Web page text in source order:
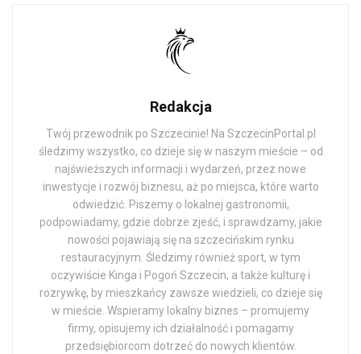
Redakcja
Twój przewodnik po Szczecinie! Na SzczecinPortal.pl
śledzimy wszystko, co dzieje się w naszym mieście – od
najświeższych informacji i wydarzeń, przez nowe
inwestycje i rozwój biznesu, aż po miejsca, które warto
odwiedzić. Piszemy o lokalnej gastronomii,
podpowiadamy, gdzie dobrze zjeść, i sprawdzamy, jakie
nowości pojawiają się na szczecińskim rynku
restauracyjnym. Śledzimy również sport, w tym
oczywiście Kinga i Pogoń Szczecin, a także kulturę i
rozrywkę, by mieszkańcy zawsze wiedzieli, co dzieje się
w mieście. Wspieramy lokalny biznes – promujemy
firmy, opisujemy ich działalność i pomagamy
przedsiębiorcom dotrzeć do nowych klientów.